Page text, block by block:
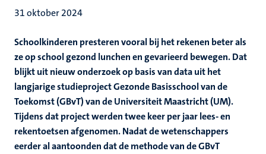
31 oktober 2024
Schoolkinderen presteren vooral bij het rekenen beter als
ze op school gezond lunchen en gevarieerd bewegen. Dat
blijkt uit nieuw onderzoek op basis van data uit het
langjarige studieproject Gezonde Basisschool van de
Toekomst (GBvT) van de Universiteit Maastricht (UM).
Tijdens dat project werden twee keer per jaar lees- en
rekentoetsen afgenomen. Nadat de wetenschappers
eerder al aantoonden dat de methode van de GBvT